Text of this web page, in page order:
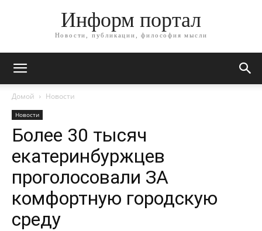
Информ портал
Новости, публикации, философия мысли
Домой Новости
Новости
Более 30 тысяч
екатеринбуржцев
проголосовали ЗА
комфортную городскую
среду